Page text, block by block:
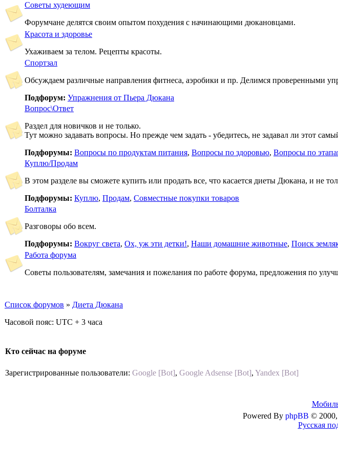
Советы худеющим
Форумчане делятся своим опытом похудения с начинающими дюкановцами.
Красота и здоровье
Ухаживаем за телом. Рецепты красоты.
Спортзал
Обсуждаем различные направления фитнеса, аэробики и пр. Делимся проверенными
Подфорум: Упражнения от Пьера Дюкана
Вопрос\Ответ
Раздел для новичков и не только.
Тут можно задавать вопросы. Но прежде чем задать - убедитесь, не задавал ли этот
Подфорумы: Вопросы по продуктам питания, Вопросы по здоровью, Вопросы по
Куплю/Продам
В этом разделе вы сможете купить или продать все, что касается диеты Дюкана, и не
Подфорумы: Куплю, Продам, Совместные покупки товаров
Болталка
Разговоры обо всем.
Подфорумы: Вокруг света, Ох, уж эти детки!, Наши домашние животные, Поиск
Работа форума
Советы пользователям, замечания и пожелания по работе форума, предложения по
Список форумов » Диета Дюкана
Часовой пояс: UTC + 3 часа
Кто сейчас на форуме
Зарегистрированные пользователи: Google [Bot], Google Adsense [Bot], Yandex [Bot]
Powered By phpBB ©
Русская